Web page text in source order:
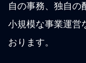
自の事務、独自の
小規模な事業運営
おります。